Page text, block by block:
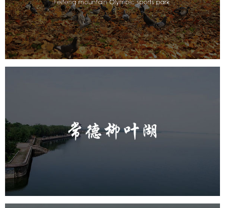
旅游休闲 公园 AI人工智能
智慧公园
智慧体育公园
智能步道 智能大数据平台
AR太极
智能体测
旅游休闲